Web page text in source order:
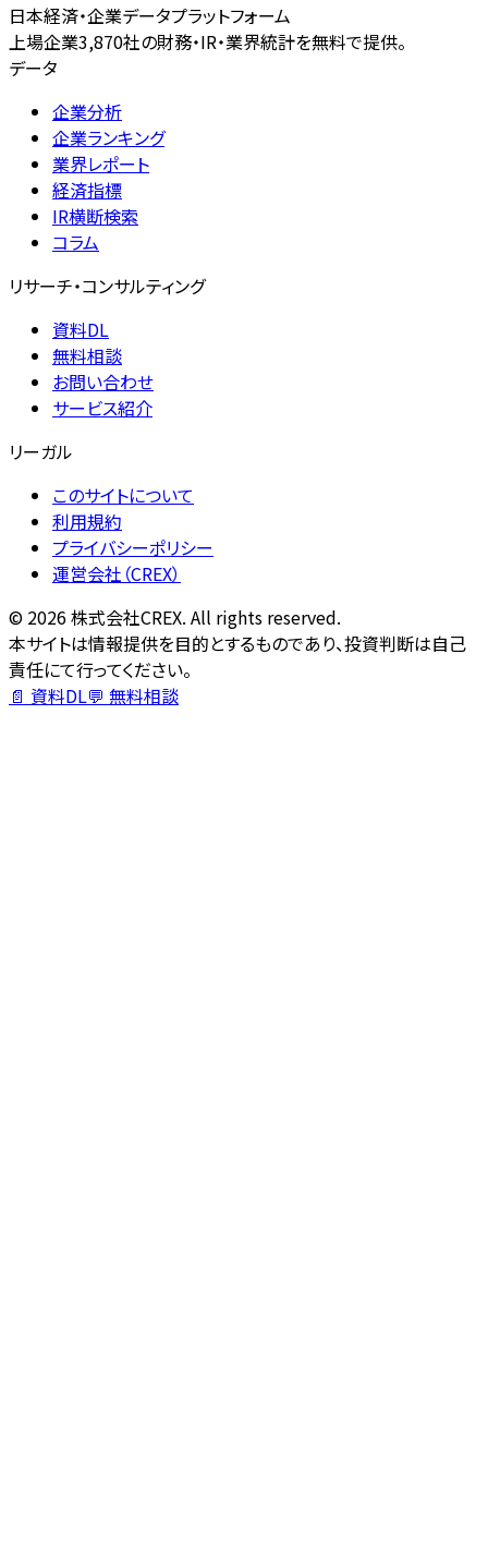
日本経済・企業データプラットフォーム
上場企業3,870社の財務・IR・業界統計を無料で提供。
データ
企業分析
企業ランキング
業界レポート
経済指標
IR横断検索
コラム
リサーチ・コンサルティング
資料DL
無料相談
お問い合わせ
サービス紹介
リーガル
このサイトについて
利用規約
プライバシーポリシー
運営会社（CREX）
© 2026株式会社CREX. All rights reserved.
本サイトは情報提供を目的とするものであり、投資判断は自己
責任にて行ってください。
📄 資料DL💬 無料相談